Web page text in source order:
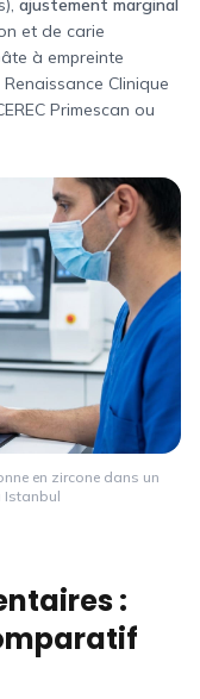
ajustement marginal
et de carie
à empreinte
Clinique
Primescan ou
en zircone dans un
Istanbul
: